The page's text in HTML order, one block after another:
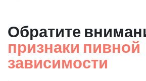
Обратите
признаки пивной
зависимости